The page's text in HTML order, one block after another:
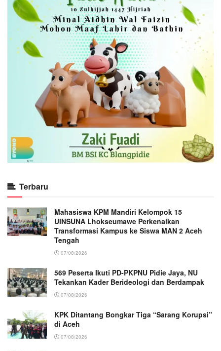
Terbaru
Mahasiswa KPM Mandiri Kelompok 15
UINSUNA Lhokseumawe Perkenalkan
Transformasi Kampus ke Siswa MAN 2 Aceh
Tengah
07/08/2026
569 Peserta Ikuti PD-PKPNU Pidie Jaya, NU
Tekankan Kader Berideologi dan Berdampak
07/08/2026
KPK Ditantang Bongkar Tiga “Sarang Korupsi”
di Aceh
07/08/2026